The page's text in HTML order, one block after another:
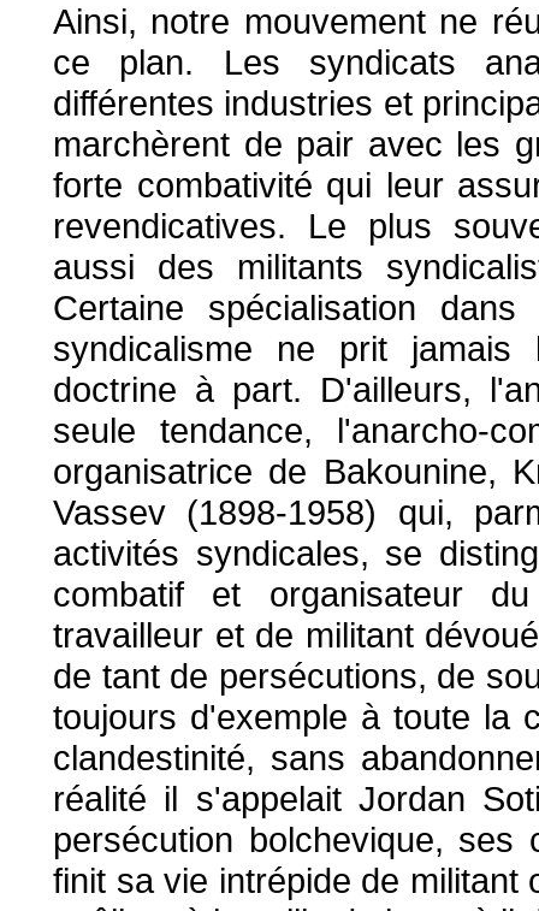
Ainsi, notre mouvement ne
ce plan. Les syndicats
différentes industries et
marchèrent de pair avec les
forte combativité qui leur
revendicatives. Le plus
aussi des militants
Certaine spécialisation
syndicalisme ne prit jamais
doctrine à part. D'ailleurs,
seule tendance, l'anarcho-
organisatrice de Bakounine,
Vassev (1898-1958) qui,
activités syndicales, se
combatif et organisateur
travailleur et de militant
de tant de persécutions, de
toujours d'exemple à toute la
clandestinité, sans
réalité il s'appelait Jordan
persécution bolchevique,
finit sa vie intrépide de